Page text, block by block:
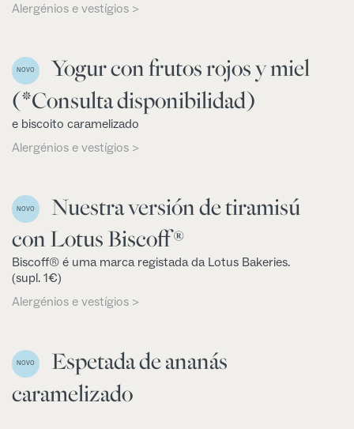
Alergénios e vestígios >
NOVO
Yogur con frutos rojos y miel
(*Consulta disponibilidad)
e biscoito caramelizado
Alergénios e vestígios >
NOVO
Nuestra versión de tiramisú
con Lotus Biscoff®
Biscoff® é uma marca registada da Lotus Bakeries.
(supl. 1€)
Alergénios e vestígios >
NOVO
Espetada de ananás
caramelizado